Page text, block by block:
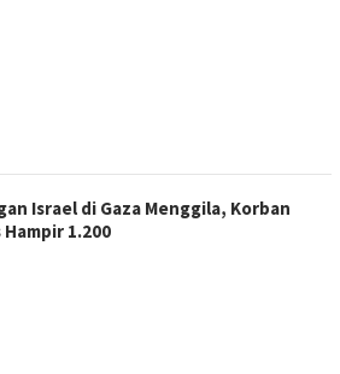
Israel di Gaza Menggila, Korban
Hampir 1.200